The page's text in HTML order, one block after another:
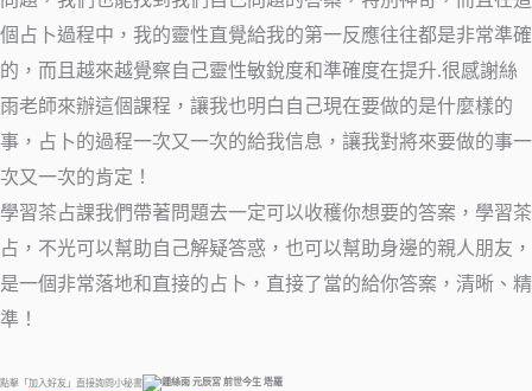
個占卜過程中，我的靈性直覺給我的第一反應往往都是非常準確
的，而且越來越覺察自己靈性敏銳度和準確度在提升.很感謝絲
雨老師來辦這個課程，讓我也明白自己現在要做的是什麼樣的
事，占卜的過程一次又一次的給我信息，讓我對將來要做的事一
次又一次的肯定！
學習茶占課我們帶著問題去一定可以收穫你想要的答案，學習茶
占，不光可以幫助自己解疑答惑，也可以幫助身邊的親人朋友，
是一個非常落地和直接的占卜，直接了當的給你答案，清晰、精
準！
點擊「加入好友」直接詢問小秘書